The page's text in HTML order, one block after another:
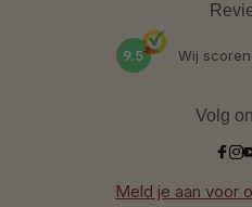
9.5 Wij
Volg
Meld je aan voor